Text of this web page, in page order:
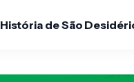
História de São